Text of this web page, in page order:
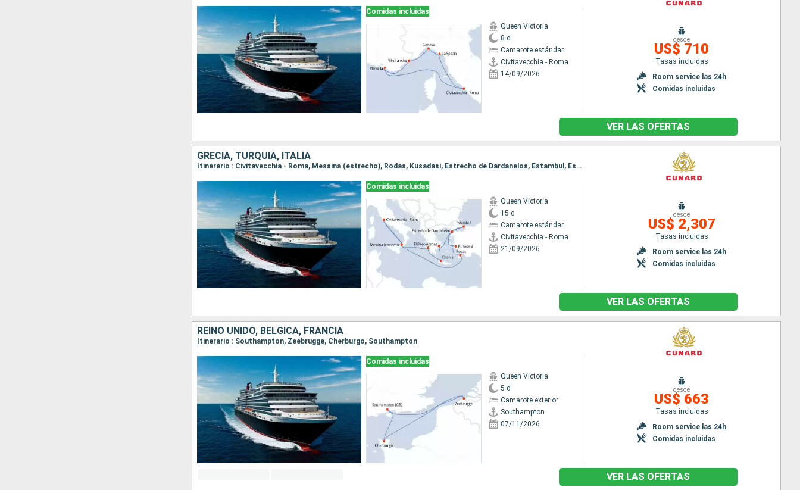
Comidas incluidas
Queen Victoria
8 d
Camarote estándar
Civitavecchia - Roma
14/09/2026
desde
US$ 710
Tasas incluidas
Room service las 24h
Comidas incluidas
VER LAS OFERTAS
GRECIA, TURQUÍA, ITALIA
Itinerario : Civitavecchia - Roma, Messina (estrecho), Rodas, Kusadasi, Estrecho de Dardanelos, Estambul, Estrecho de Dardanelos, El Pireo Atenas, Chania, Katakolon, Messina (estrecho), Civitavecchia - Roma
Comidas incluidas
Queen Victoria
15 d
Camarote estándar
Civitavecchia - Roma
21/09/2026
desde
US$ 2,307
Tasas incluidas
Room service las 24h
Comidas incluidas
VER LAS OFERTAS
REINO UNIDO, BÉLGICA, FRANCIA
Itinerario : Southampton, Zeebrugge, Cherburgo, Southampton
Comidas incluidas
Queen Victoria
5 d
Camarote exterior
Southampton
07/11/2026
desde
US$ 663
Tasas incluidas
Room service las 24h
Comidas incluidas
VER LAS OFERTAS